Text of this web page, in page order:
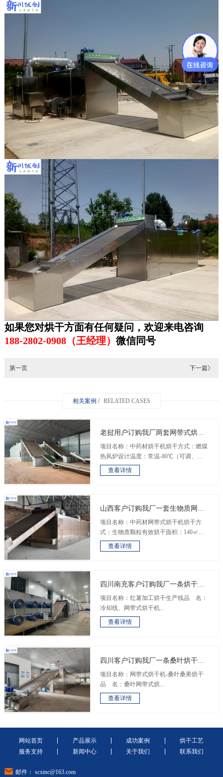
如果您对烘干方面有任何疑问，欢迎来电咨询
188-2802-0908（王经理） 微信同号
第一页 下一篇》
相关案例 / RELATED CASES
老挝用户订购我厂两套网带式烘干
机
项目名称：中药材烘干机烘干方式：燃煤
热风炉设计温度：常温-80℃（可调、可
控）&n...
查看详情
山西客户订购我厂一套生物质网带
式烘干机
项目名称：中药材网带式烘干机烘干方
式：生物质颗粒有效烘干面积：140㎡烘
干物料：黄...
查看详情
四川南充客户订购我厂一条烘干流
水线
项目名称：红薯加工烘干生产线品 名：
冷却线、网带式烘干机...
查看详情
四川客户订购我厂一条桑叶烘干加
工流水线
项目名称：网带式烘干机-桑叶桑果烘干
品 名：桑叶网带式烘...
查看详情
网站首页 产品展示 成功案例
烘干工艺
服务支持
新闻中心 关于我们 联系我们
邮件： scxinc@163.com